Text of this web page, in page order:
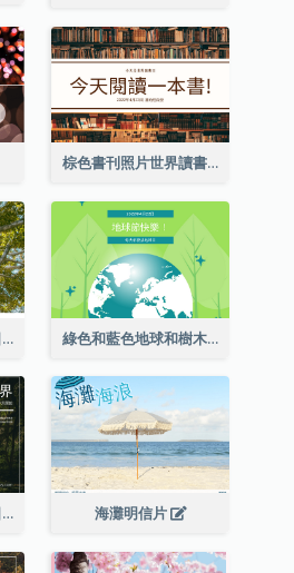
棕色書刊照片世界讀書日明信片
深綠色森林照片地球日明信片 綠色和藍色地球和樹木插圖地球日明信片
深綠色森林照片地球日明信片 海灘明信片